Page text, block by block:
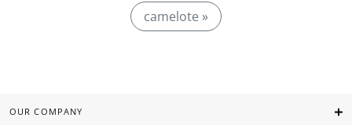
camelote »
OUR COMPANY